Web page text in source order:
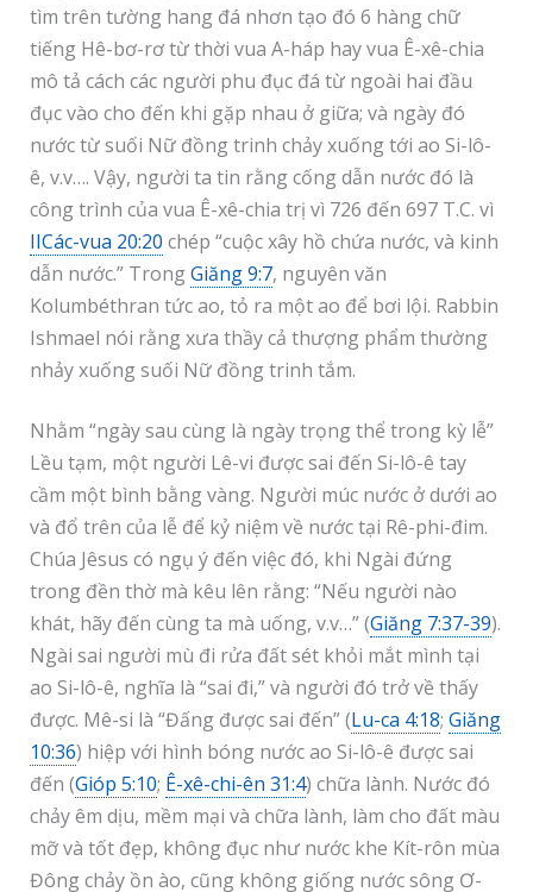
tìm trên tường hang đá nhơn tạo đó 6 hàng chữ
tiếng Hê-bơ-rơ từ thời vua A-háp hay vua Ê-xê-chia
mô tả cách các người phu đục đá từ ngoài hai đầu
đục vào cho đến khi gặp nhau ở giữa; và ngày đó
nước từ suối Nữ đồng trinh chảy xuống tới ao Si-lô-
ê, v.v…. Vậy, người ta tin rằng cống dẫn nước đó là
công trình của vua Ê-xê-chia trị vì 726 đến 697 T.C. vì
IICác-vua 20:20 chép “cuộc xây hồ chứa nước, và kinh
dẫn nước.” TrongGiăng 9:7, nguyên văn
Kolumbéthran tức ao, tỏ ra một ao để bơi lội. Rabbin
Ishmael nói rằng xưa thầy cả thượng phẩm thường
nhảy xuống suối Nữ đồng trinh tắm.
Nhằm “ngày sau cùng là ngày trọng thể trong kỳ lễ”
Lều tạm, một người Lê-vi được sai đến Si-lô-ê tay
cầm một bình bằng vàng. Người múc nước ở dưới ao
và đổ trên của lễ để kỷ niệm về nước tại Rê-phi-đim.
Chúa Jêsus có ngụ ý đến việc đó, khi Ngài đứng
trong đền thờ mà kêu lên rằng: “Nếu người nào
khát, hãy đến cùng ta mà uống, v.v…” (Giăng 7:37-39).
Ngài sai người mù đi rửa đất sét khỏi mắt mình tại
ao Si-lô-ê, nghĩa là “sai đi,” và người đó trở về thấy
được. Mê-si là “Đấng được sai đến” (Lu-ca 4:18; Giăng
10:36) hiệp với hình bóng nước ao Si-lô-ê được sai
đến (Gióp 5:10; Ê-xê-chi-ên 31:4) chữa lành. Nước đó
chảy êm dịu, mềm mại và chữa lành, làm cho đất màu
mỡ và tốt đẹp, không đục như nước khe Kít-rôn mùa
Đông chảy ồn ào, cũng không giống nước sông Ơ-